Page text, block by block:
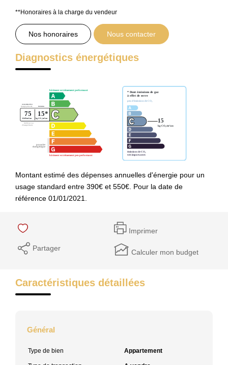
Avis Clients
**Honoraires à la charge du vendeur
Nos honoraires Nous contacter
Diagnostics énergétiques
Montant estimé des dépenses annuelles d'énergie pour un
usage standard entre 390€ et 550€. Pour la date de
référence 01/01/2021.
Imprimer
Partager Calculer mon budget
Caractéristiques détaillées
Général
Type de bien Appartement